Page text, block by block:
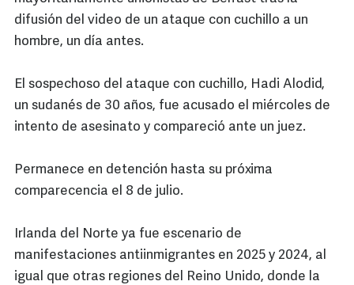
difusión del video de un ataque con cuchillo a un
hombre, un día antes.
El sospechoso del ataque con cuchillo, Hadi Alodid,
un sudanés de 30 años, fue acusado el miércoles de
intento de asesinato y compareció ante un juez.
Permanece en detención hasta su próxima
comparecencia el 8 de julio.
Irlanda del Norte ya fue escenario de
manifestaciones antiinmigrantes en 2025 y 2024, al
igual que otras regiones del Reino Unido, donde la